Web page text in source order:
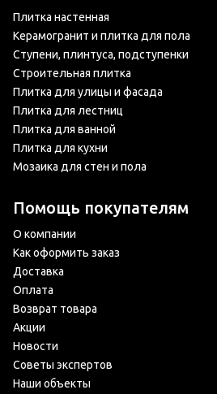
Плитка настенная
Керамогранит и плитка для пола
Ступени, плинтуса, подступенки
Строительная плитка
Плитка для улицы и фасада
Плитка для лестниц
Плитка для ванной
Плитка для кухни
Мозаика для стен и пола
Помощь покупателям
О компании
Как оформить заказ
Доставка
Оплата
Возврат товара
Акции
Новости
Советы экспертов
Наши объекты